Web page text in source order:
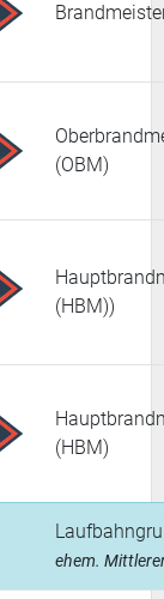
(OBM)
(HBM))
(HBM)
ehem.